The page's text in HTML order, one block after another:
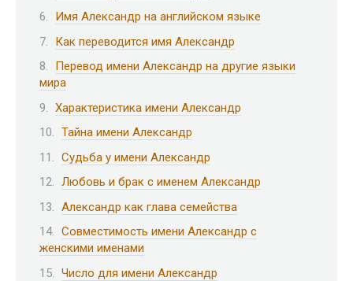
Имя Александр на английском языке
Как переводится имя Александр
Перевод имени Александр на другие языки
мира
Характеристика имени Александр
Тайна имени Александр
Судьба у имени Александр
Любовь и брак с именем Александр
Александр как глава семейства
Совместимость имени Александр с
женскими именами
Число для имени Александр